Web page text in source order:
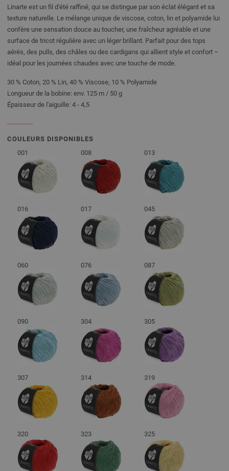
Linarte est un fil d'été raffiné, qui se distingue par son éclat élégant et sa
texture naturelle. Le mélange unique de viscose, coton, lin et polyamide lui
confère une sensation douce au toucher, une fraîcheur agréable et une
surface de tricot régulière avec un léger brillant. Parfait pour des tops
aérés, des pulls, des châles ou des cardigans qui allient style et confort –
idéal pour les journées chaudes avec une touche de mode.
30 % Coton, 20 % Lin, 40 % Viscose, 10 % Polyamide
Longueur de la bobine: env. 125 m / 50 g
Épaisseur de l'aiguille: 4 - 4,5
COULEURS DISPONIBLES
001
008 013
016 017 045
060 076 087
090 304 305
307 314 319
320 323 325